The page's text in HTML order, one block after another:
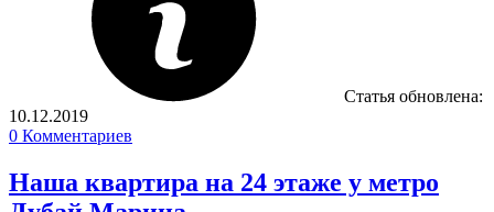
Статья обновлена:
10.12.2019
0 Комментариев
Наша квартира на 24 этаже у метро